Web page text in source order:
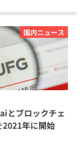
国内ニュース
とブロックチェ
2021年に開始